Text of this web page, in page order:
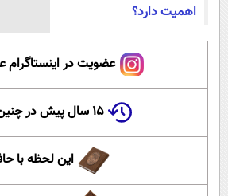
اهمیت دارد؟
عضویت در اینستاگرام
۱۵ سال پیش در چنین روزی
این لحظه با